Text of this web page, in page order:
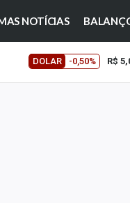
NOTÍCIAS
DOLAR -0,50% R$